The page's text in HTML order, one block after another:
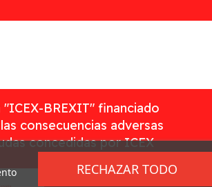
BREXIT" financiado
consecuencias adversas
concedidas por ICEX
RECHAZAR TODO